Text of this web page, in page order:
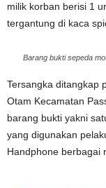
milik korban berisi 1
tergantung di kaca
Barang bukti sepeda
Tersangka ditangkap
Otam Kecamatan
barang bukti yakni
yang digunakan
Handphone berbagai